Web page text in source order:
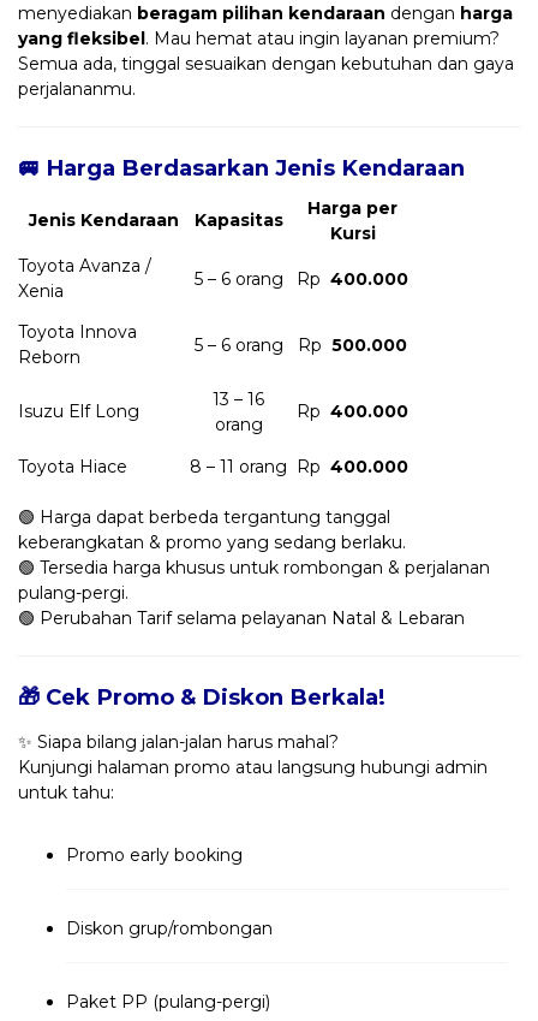
menyediakan beragam pilihan kendaraan dengan harga
yang fleksibel. Mau hemat atau ingin layanan premium?
Semua ada, tinggal sesuaikan dengan kebutuhan dan gaya
perjalananmu.
🚐 Harga Berdasarkan Jenis Kendaraan
Jenis Kendaraan Kapasitas
Harga per
Kursi
Toyota Avanza /
Xenia
5 – 6 orang Rp 400.000
Toyota Innova
Reborn
5 – 6 orang Rp 500.000
Isuzu Elf Long
13 – 16
orang
Rp 400.000
Toyota Hiace 8 – 11 orang Rp 400.000
🟢 Harga dapat berbeda tergantung tanggal
keberangkatan & promo yang sedang berlaku.
🟢 Tersedia harga khusus untuk rombongan & perjalanan
pulang-pergi.
🟢 Perubahan Tarif selama pelayanan Natal & Lebaran
🎁 Cek Promo & Diskon Berkala!
✨ Siapa bilang jalan-jalan harus mahal?
Kunjungi halaman promo atau langsung hubungi admin
untuk tahu:
Promo early booking
Diskon grup/rombongan
Paket PP (pulang-pergi)